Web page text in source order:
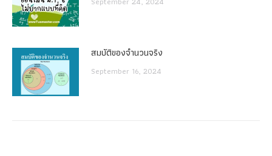
สมบัติของจำนวนจริง
September 16, 2024